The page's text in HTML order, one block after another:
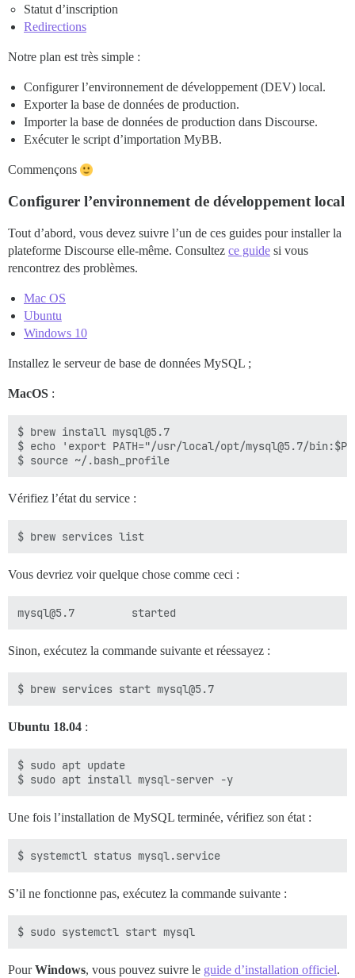
Statut d’inscription
Redirections
Notre plan est très simple :
Configurer l’environnement de développement (DEV) local.
Exporter la base de données de production.
Importer la base de données de production dans Discourse.
Exécuter le script d’importation MyBB.
Commençons
Configurer l’environnement de développement local
Tout d’abord, vous devez suivre l’un de ces guides pour installer la
plateforme Discourse elle-même. Consultez ce guide si vous
rencontrez des problèmes.
Mac OS
Ubuntu
Windows 10
Installez le serveur de base de données MySQL ;
MacOS :
$ brew install mysql@5.7
$ echo 'export PATH="/usr/local/opt/mysql@5.7/
Vérifiez l’état du service :
Vous devriez voir quelque chose comme ceci :
Sinon, exécutez la commande suivante et réessayez :
Ubuntu 18.04 :
$ sudo apt update
Une fois l’installation de MySQL terminée, vérifiez son état :
S’il ne fonctionne pas, exécutez la commande suivante :
PourWindows, vous pouvez suivre le guide d’installation officiel.